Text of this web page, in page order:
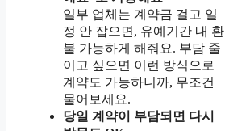
일부 업체는 계약금 걸고 일
정 안 잡으면, 유예기간 내 환
불 가능하게 해줘요. 부담 줄
이고 싶으면 이런 방식으로
계약도 가능하니까, 무조건
물어보세요.
당일 계약이 부담되면 다시